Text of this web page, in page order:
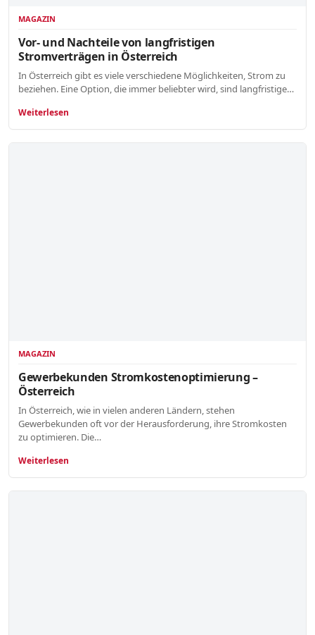
MAGAZIN
Vor- und Nachteile von langfristigen
Stromverträgen in Österreich
In Österreich gibt es viele verschiedene Möglichkeiten, Strom zu
beziehen. Eine Option, die immer beliebter wird, sind langfristige…
Weiterlesen
MAGAZIN
Gewerbekunden Stromkostenoptimierung –
Österreich
In Österreich, wie in vielen anderen Ländern, stehen
Gewerbekunden oft vor der Herausforderung, ihre Stromkosten
zu optimieren. Die…
Weiterlesen